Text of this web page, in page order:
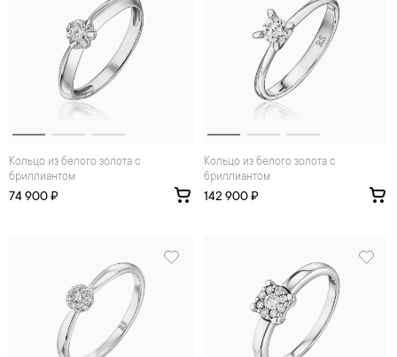
Кольцо из белого золота с
бриллиантом
74 900 ₽
Кольцо из белого золота с
бриллиантом
142 900 ₽